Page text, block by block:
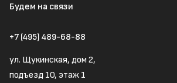
Будем на связи
+7 (495) 489-68-88
ул. Щукинская, дом 2,
подъезд 10, этаж 1